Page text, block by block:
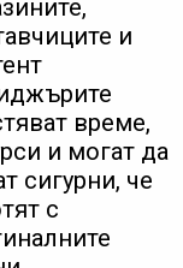
и
време,
и могат да
сигурни, че
с